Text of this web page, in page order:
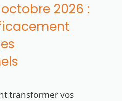
2026 :
transformer vos